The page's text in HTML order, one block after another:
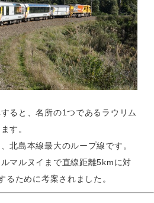
ると、名所の1つであるラウリム
す。
北島本線最大のループ線です。
マルヌイまで直線距離5kmに対
るために考案されました。